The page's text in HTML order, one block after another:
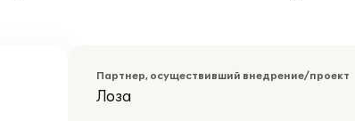
Партнер, осуществивший внедрение/проект
Лоза